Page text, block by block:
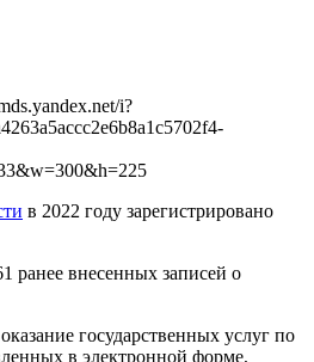
i?
в 2022 году зарегистрировано
ранее внесенных записей о
государственных услуг по
в электронной форме,